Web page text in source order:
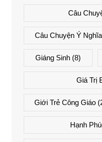
Câu
Câu Chuyện Ý Nghĩa
Giáng Sinh (8)
Giá Trị
Giới Trẻ Công Giáo
Hạnh